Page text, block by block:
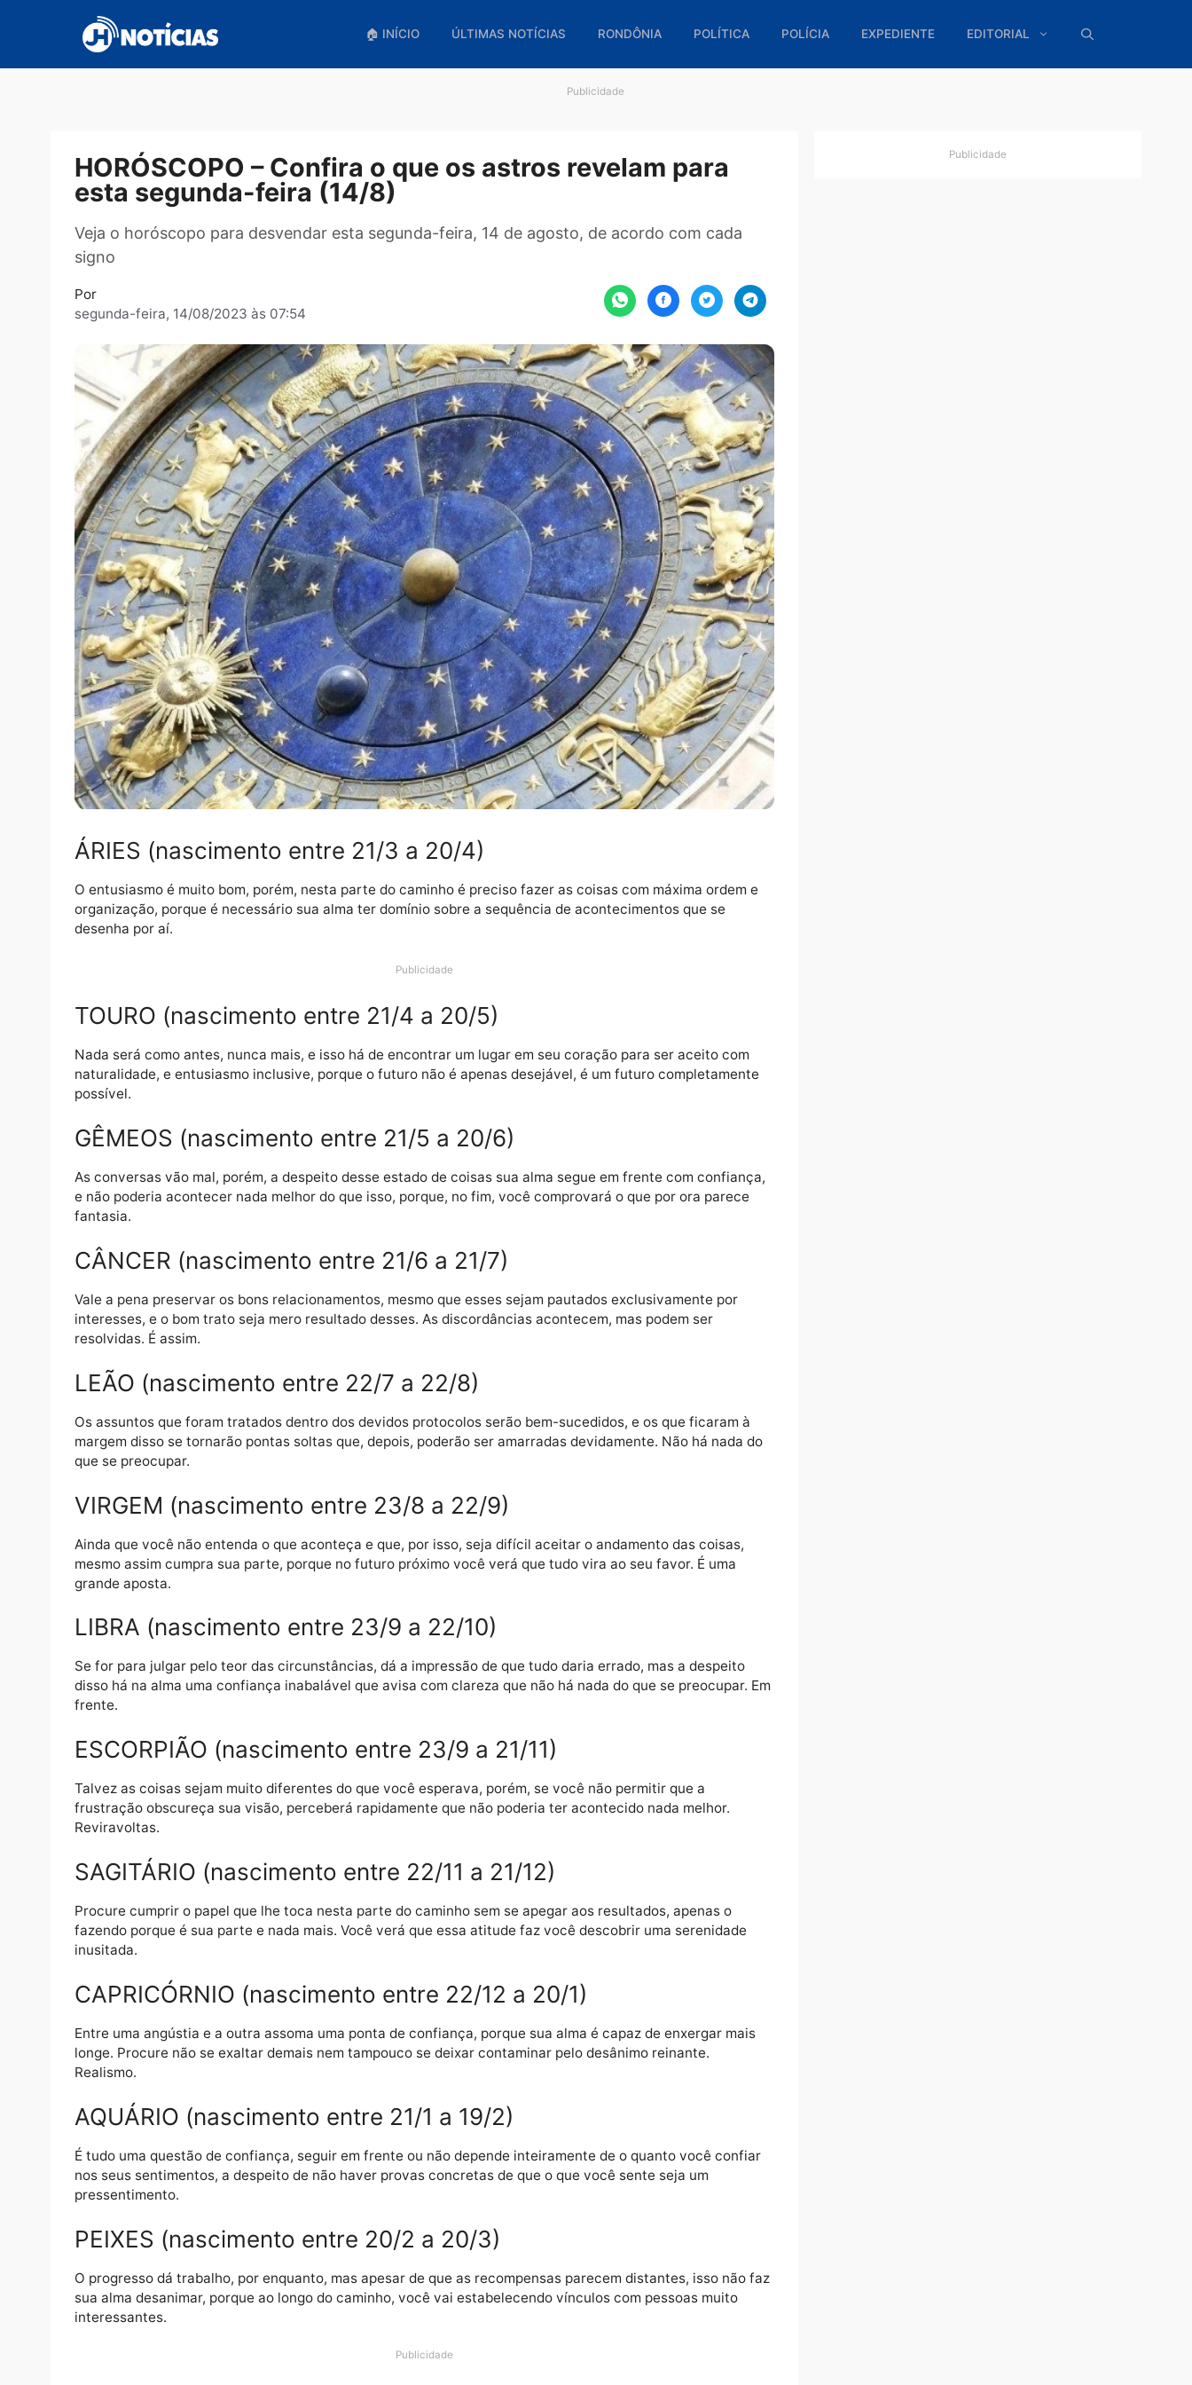
conteúdo
🏠 INÍCIO ÚLTIMAS NOTÍCIAS RONDÔNIA POLÍTICA POLÍCIA EXPEDIENTE EDITORIAL
HORÓSCOPO – Confira o que os astros revelam para
esta segunda-feira (14/8)
Veja o horóscopo para desvendar esta segunda-feira, 14 de agosto, de acordo com cada
Por
segunda-feira, 14/08/2023 às 07:54
ÁRIES (nascimento entre 21/3 a 20/4)
organização, porque é necessário sua alma ter domínio sobre a sequência de acontecimentos que se
desenha por aí.
Publicidade
TOURO (nascimento entre 21/4 a 20/5)
Nada será como antes, nunca mais, e isso há de encontrar um lugar em seu coração para ser aceito com
naturalidade, e entusiasmo inclusive, porque o futuro não é apenas desejável, é um futuro completamente
possível.
GÊMEOS (nascimento entre 21/5 a 20/6)
As conversas vão mal, porém, a despeito desse estado de coisas sua alma segue em frente com confiança,
e não poderia acontecer nada melhor do que isso, porque, no fim, você comprovará o que por ora parece
CÂNCER (nascimento entre 21/6 a 21/7)
Vale a pena preservar os bons relacionamentos, mesmo que esses sejam pautados exclusivamente por
interesses, e o bom trato seja mero resultado desses. As discordâncias acontecem, mas podem ser
LEÃO (nascimento entre 22/7 a 22/8)
Os assuntos que foram tratados dentro dos devidos protocolos serão bem-sucedidos, e os que ficaram à
que se preocupar.
VIRGEM (nascimento entre 23/8 a 22/9)
Ainda que você não entenda o que aconteça e que, por isso, seja difícil aceitar o andamento das coisas,
mesmo assim cumpra sua parte, porque no futuro próximo você verá que tudo vira ao seu favor. É uma
grande aposta.
LIBRA (nascimento entre 23/9 a 22/10)
disso há na alma uma confiança inabalável que avisa com clareza que não há nada do que se preocupar. Em
ESCORPIÃO (nascimento entre 23/9 a 21/11)
Talvez as coisas sejam muito diferentes do que você esperava, porém, se você não permitir que a
frustração obscureça sua visão, perceberá rapidamente que não poderia ter acontecido nada melhor.
Reviravoltas.
SAGITÁRIO (nascimento entre 22/11 a 21/12)
Procure cumprir o papel que lhe toca nesta parte do caminho sem se apegar aos resultados, apenas o
inusitada.
longe. Procure não se exaltar demais nem tampouco se deixar contaminar pelo desânimo reinante.
Realismo.
AQUÁRIO (nascimento entre 21/1 a 19/2)